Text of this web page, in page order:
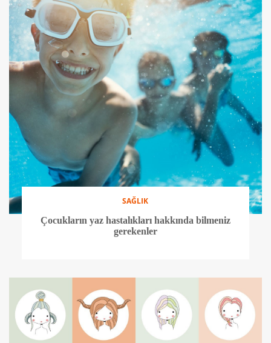
SAĞLIK
Çocukların yaz hastalıkları hakkında bilmeniz
gerekenler